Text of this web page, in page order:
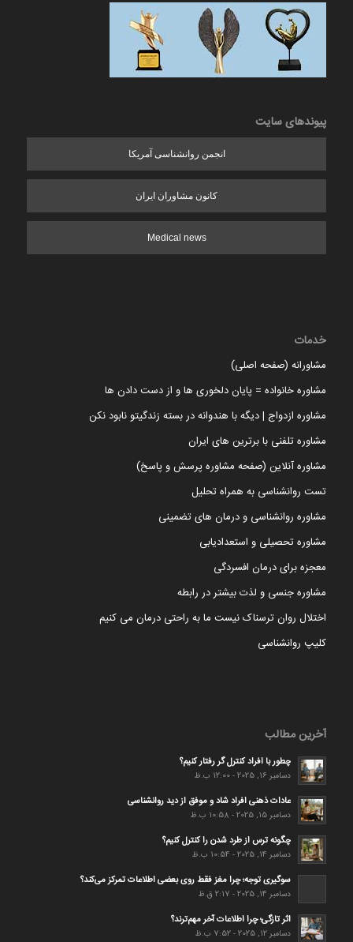
پیوندهای سایت
انجمن روانشناسی آمریکا
کانون مشاوران ایران
Medical news
خدمات
مشاورانه (صفحه اصلی)
مشاوره خانواده = پایان دلخوری ها و از دست دادن ها
مشاوره ازدواج | دیگه با هندوانه در بسته زندگیتو نابود نکن
مشاوره تلفنی با برترین های ایران
مشاوره آنلاین (صفحه مشاوره پرسش و پاسخ)
تست روانشناسی به همراه تحلیل
مشاوره روانشناسی و درمان های تضمینی
مشاوره تحصیلی و استعدادیابی
معجزه برای درمان افسردگی
مشاوره جنسی و لذت بیشتر در رابطه
اختلال روان ترسناک نیست ما به راحتی درمان می کنیم
کلیپ روانشناسی
آخرین مطالب
چطور با افراد کنترل گر رفتار کنیم؟
دسامبر 16, 2025 - 12:00 ب.ظ
عادات ذهنی افراد شاد و موفق از دید روانشناسی
دسامبر 15, 2025 - 10:58 ب.ظ
چگونه ترس از طرد شدن را کنترل کنیم؟
دسامبر 14, 2025 - 10:54 ب.ظ
سوگیری توجه؛ چرا مغز فقط روی بعضی اطلاعات تمرکز می‌کند؟
دسامبر 14, 2025 - 2:17 ق.ظ
اثر تازگی؛ چرا اطلاعات آخر مهم‌ترند؟
دسامبر 12, 2025 - 7:52 ب.ظ